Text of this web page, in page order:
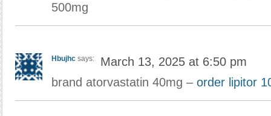
500mg
Hbujhc says:
March 13, 2025 at 6:50 pm
brand atorvastatin 40mg – order lipitor